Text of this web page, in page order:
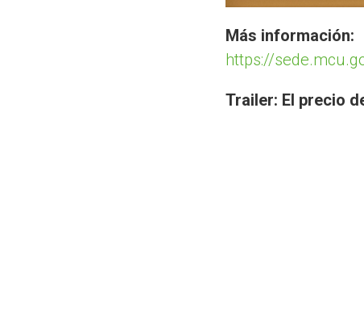
Más información:
https://
Trailer: El precio